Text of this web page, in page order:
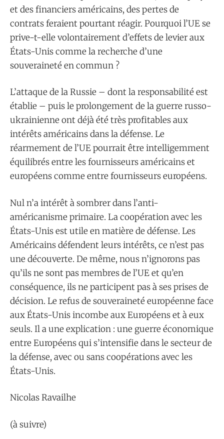
et des financiers américains, des pertes de
contrats feraient pourtant réagir. Pourquoi l’UE se
prive-t-elle volontairement d’effets de levier aux
États-Unis comme la recherche d’une
souveraineté en commun ?
L’attaque de la Russie – dont la responsabilité est
établie – puis le prolongement de la guerre russo-
ukrainienne ont déjà été très profitables aux
intérêts américains dans la défense. Le
réarmement de l’UE pourrait être intelligemment
équilibrés entre les fournisseurs américains et
européens comme entre fournisseurs européens.
Nul n’a intérêt à sombrer dans l’anti-
américanisme primaire. La coopération avec les
États-Unis est utile en matière de défense. Les
Américains défendent leurs intérêts, ce n’est pas
une découverte. De même, nous n’ignorons pas
qu’ils ne sont pas membres de l’UE et qu’en
conséquence, ils ne participent pas à ses prises de
décision. Le refus de souveraineté européenne face
aux États-Unis incombe aux Européens et à eux
seuls. Il a une explication : une guerre économique
entre Européens qui s’intensifie dans le secteur de
la défense, avec ou sans coopérations avec les
États-Unis.
Nicolas Ravailhe
(à suivre)